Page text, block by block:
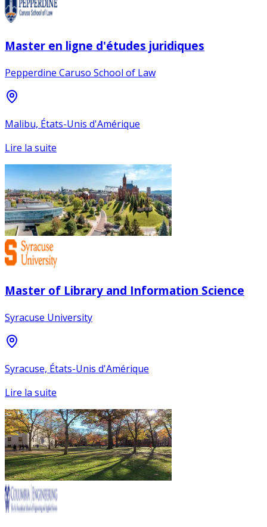
Master en ligne d'études juridiques
Pepperdine Caruso School of Law
Malibu, États-Unis d'Amérique
Lire la suite
Master of Library and Information Science
Syracuse University
Syracuse, États-Unis d'Amérique
Lire la suite